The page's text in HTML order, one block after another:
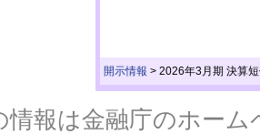
開示情報 > 2026年3月期 決算
情報は金融庁のホー